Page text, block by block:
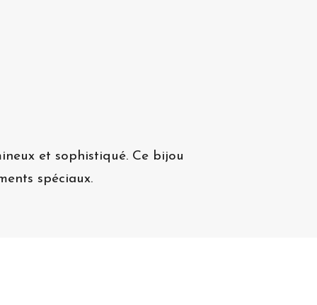
et sophistiqué. Ce bijou
spéciaux.